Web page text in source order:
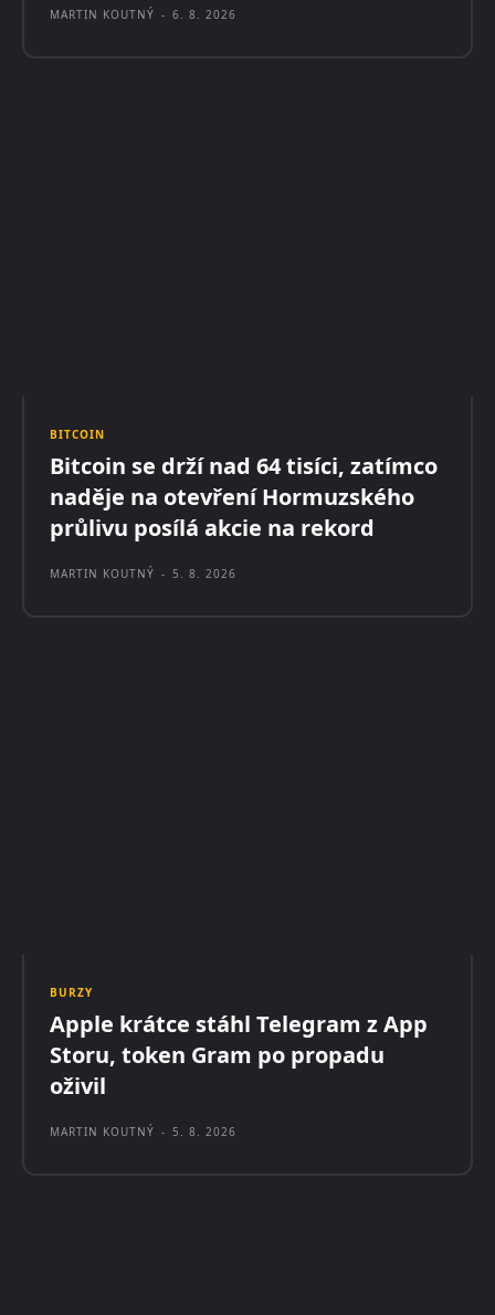
MARTIN KOUTNÝ - 6. 8. 2026
BITCOIN
Bitcoin se drží nad 64 tisíci, zatímco
naděje na otevření Hormuzského
průlivu posílá akcie na rekord
MARTIN KOUTNÝ - 5. 8. 2026
BURZY
Apple krátce stáhl Telegram z App
Storu, token Gram po propadu
oživil
MARTIN KOUTNÝ - 5. 8. 2026